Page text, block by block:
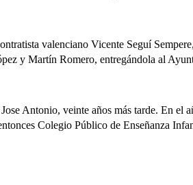
valenciano Vicente Seguí
y Martín Romero, entregándola al
Antonio, veinte años más tarde. En el
Colegio Público de Enseñanza